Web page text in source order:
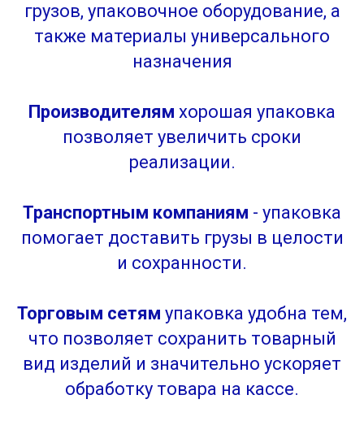
грузов, упаковочное оборудование, а
также материалы универсального
назначения
Производителям хорошая упаковка
позволяет увеличить сроки
реализации.
Транспортным компаниям - упаковка
помогает доставить грузы в целости
и сохранности.
Торговым сетям упаковка удобна тем,
что позволяет сохранить товарный
вид изделий и значительно ускоряет
обработку товара на кассе.